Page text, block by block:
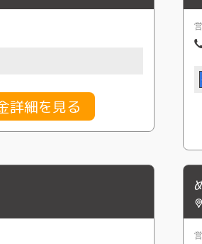
詳細を見る